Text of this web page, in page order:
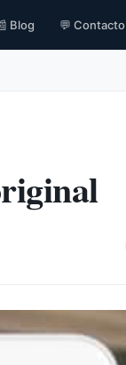
Blog 💬 Contacto